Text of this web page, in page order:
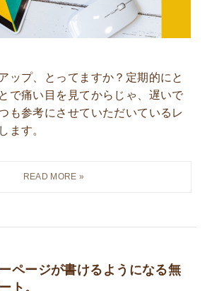
ップ、とってますか？定期的にと
で痛い目を見てからじゃ、遅いで
も参考にさせていただいているレ
ます。
ページが書けるようになる無
ト。